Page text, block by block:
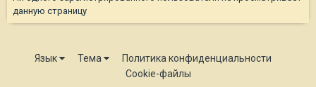
данную страницу
Язык Тема
Политика конфиденциальности
Cookie-файлы